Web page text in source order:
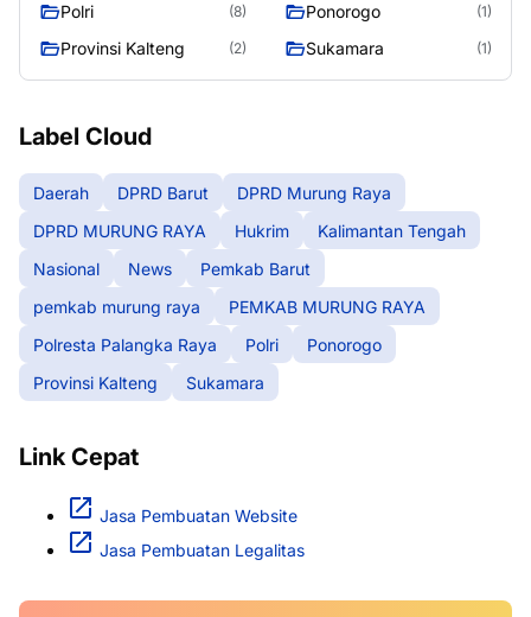
Polri (8) Ponorogo (1)
Provinsi Kalteng (2) Sukamara (1)
Label Cloud
Daerah DPRD Barut
DPRD Murung Raya
DPRD MURUNG RAYA
Hukrim
Kalimantan Tengah
Nasional
News
Pemkab Barut
pemkab murung raya
PEMKAB MURUNG RAYA
Polresta Palangka Raya
Polri
Ponorogo
Provinsi Kalteng
Sukamara
Link Cepat
Jasa Pembuatan Website
Jasa Pembuatan Legalitas